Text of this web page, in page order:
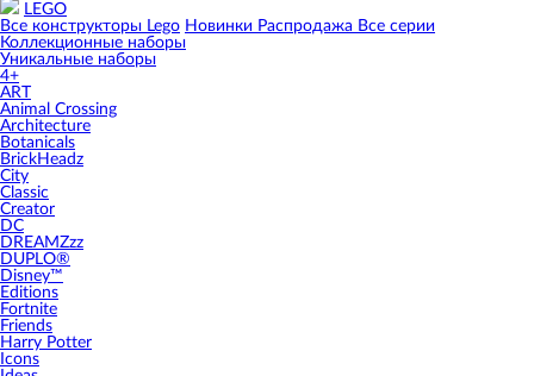
LEGO
Все конструкторы Lego Новинки Распродажа Все серии
Коллекционные наборы
Уникальные наборы
4+
ART
Animal Crossing
Architecture
Botanicals
BrickHeadz
City
Classic
Creator
DC
DREAMZzz
DUPLO®
Disney™
Editions
Fortnite
Friends
Harry Potter
Icons